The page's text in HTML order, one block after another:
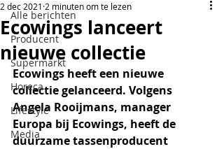
Alle berichten
Producent
Supermarkt
Horeca
Lifestyle
Media
Ecowings lanceert
nieuwe collectie
2 dec 2021 2 minuten om te lezen
Ecowings heeft een nieuwe
collectie gelanceerd. Volgens
Angela Rooijmans, manager
Europa bij Ecowings, heeft de
duurzame tassenproducent